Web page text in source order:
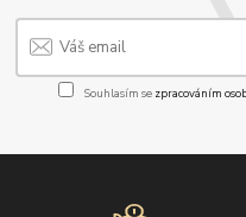
Souhlasím se zpracováním